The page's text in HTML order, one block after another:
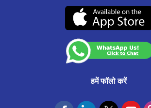
(07-दिसंबर-2026 तक वैध)
हमें फॉलो करें